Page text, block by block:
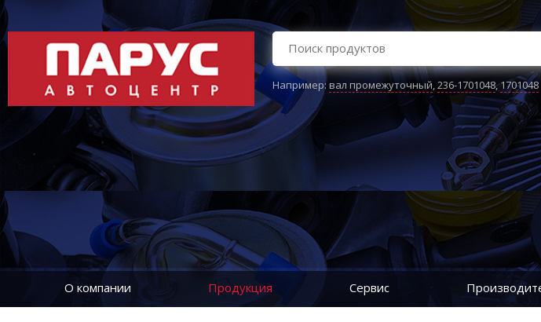
Например:вал промежуточный,236-1701048,1701048
О компании Продукция Сервис